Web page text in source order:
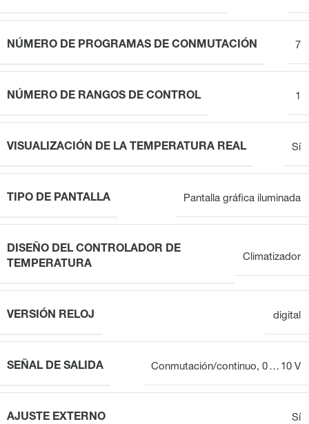
NÚMERO DE PROGRAMAS DE CONMUTACIÓN 7
NÚMERO DE RANGOS DE CONTROL 1
VISUALIZACIÓN DE LA TEMPERATURA REAL Sí
TIPO DE PANTALLA Pantalla gráfica iluminada
DISEÑO DEL CONTROLADOR DE
TEMPERATURA
Climatizador
VERSIÓN RELOJ digital
SEÑAL DE SALIDA Conmutación/continuo, 0 … 10 V
AJUSTE EXTERNO Sí